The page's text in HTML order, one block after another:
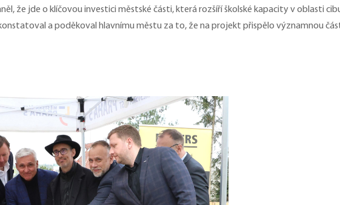
že jde o klíčovou investici městské části, která rozšíří školské kapacity v oblasti
a poděkoval hlavnímu městu za to, že na projekt přispělo významnou